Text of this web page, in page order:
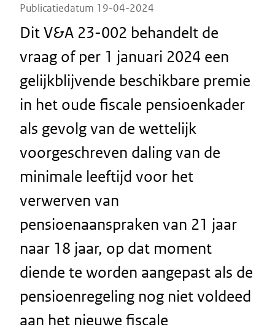
Publicatiedatum 19-04-2024
Dit V&A 23-002 behandelt de
vraag of per 1 januari 2024 een
gelijkblijvende beschikbare premie
in het oude fiscale pensioenkader
als gevolg van de wettelijk
voorgeschreven daling van de
minimale leeftijd voor het
verwerven van
pensioenaanspraken van 21 jaar
naar 18 jaar, op dat moment
diende te worden aangepast als de
pensioenregeling nog niet voldeed
aan het nieuwe fiscale